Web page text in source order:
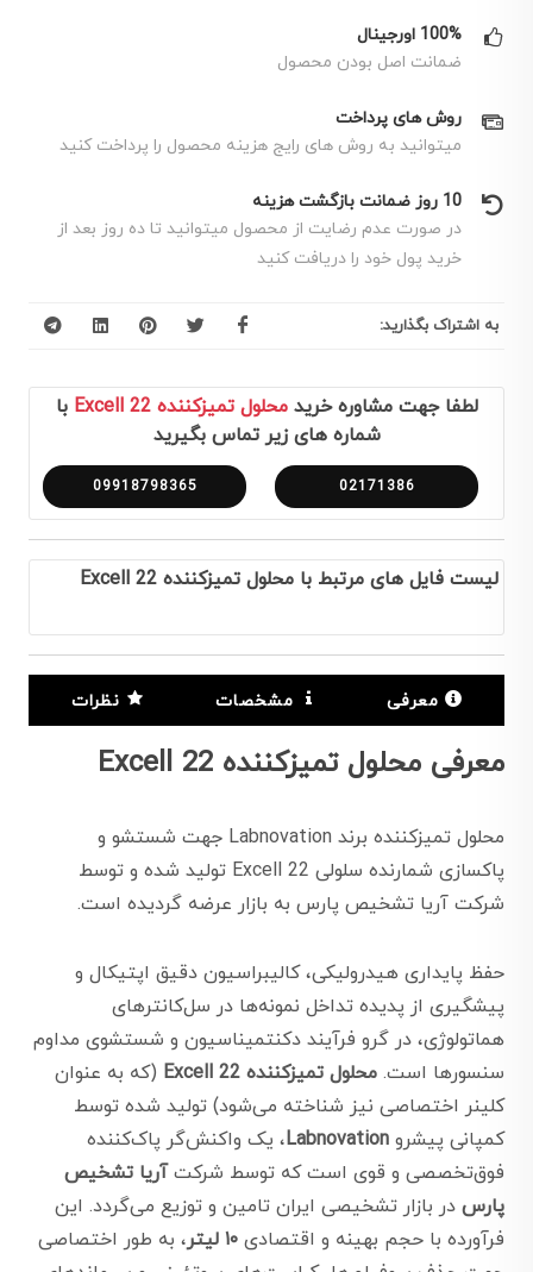
100% اورجینال
ضمانت اصل بودن محصول
روش های پرداخت
میتوانید به روش های رایج هزینه محصول را پرداخت کنید
10 روز ضمانت بازگشت هزینه
در صورت عدم رضایت از محصول میتوانید تا ده روز بعد از
خرید پول خود را دریافت کنید
به اشتراک بگذارید:
لطفا جهت مشاوره خریدمحلول تمیزکننده Excell 22
با
شماره های زیر تماس بگیرید
02171386
09918798365
لیست فایل های مرتبط با محلول تمیزکننده Excell 22
معرفی مشخصات نظرات
معرفی محلول تمیزکننده Excell 22
محلول تمیزکننده برند Labnovation جهت شستشو و
پاکسازی شمارنده سلولی Excell 22 تولید شده و توسط
شرکت آریا تشخیص پارس به بازار عرضه گردیده است.
حفظ پایداری هیدرولیکی، کالیبراسیون دقیق اپتیکال و
پیشگیری از پدیده تداخل نمونه‌ها در سل‌کانترهای
هماتولوژی، در گرو فرآیند دکنتمیناسیون و شستشوی مداوم
سنسورها است. محلول تمیزکننده Excell 22
(که به عنوان
کلینر اختصاصی نیز شناخته می‌شود) تولید شده توسط
کمپانی پیشرو Labnovation، یک واکنش‌گر پاک‌کننده
فوق‌تخصصی و قوی است که توسط شرکتآریا تشخیص
پارس در بازار تشخیصی ایران تامین و توزیع می‌گردد. این
فرآورده با حجم بهینه و اقتصادی ۱۰ لیتر
، به طور اختصاصی